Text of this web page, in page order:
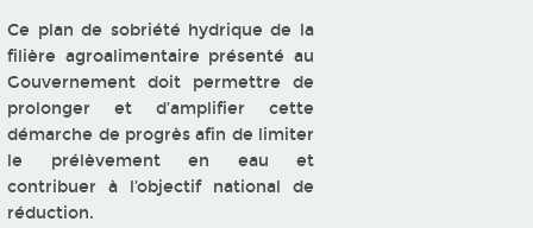
Ce plan de sobriété hydrique de la
filière agroalimentaire présenté au
Gouvernement doit permettre de
prolonger et d’amplifier cette
démarche de progrès afin de limiter
le prélèvement en eau et
contribuer à l’objectif national de
réduction.